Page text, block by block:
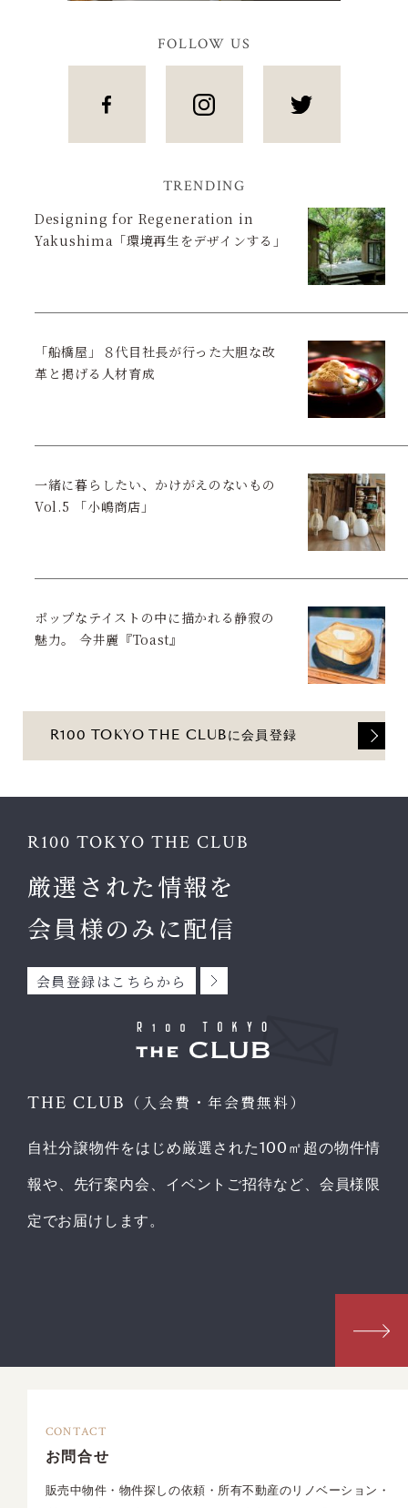
FOLLOW US
TRENDING
Designing for Regeneration in
Yakushima「環境再生をデザインする」
「船橋屋」８代目社長が行った大胆な改
革と掲げる人材育成
一緒に暮らしたい、かけがえのないもの
Vol.5 「小嶋商店」
ポップなテイストの中に描かれる静寂の
魅力。 今井麗『Toast』
R100 TOKYO THE CLUBに会員登録
R100 TOKYO THE CLUB
厳選された情報を
会員様のみに配信
会員登録はこちらから
THE CLUB （入会費・年会費無料）
自社分譲物件をはじめ厳選された100㎡超の物件情
報や、先行案内会、イベントご招待など、会員様限
定でお届けします。
CONTACT
お問合せ
販売中物件・物件探しの依頼・所有不動産のリノベーション・